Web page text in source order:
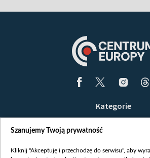
Kategorie
Opinie
Szanujemy Twoją prywatność
Kliknij "Akceptuję i przechodzę do serwisu", aby